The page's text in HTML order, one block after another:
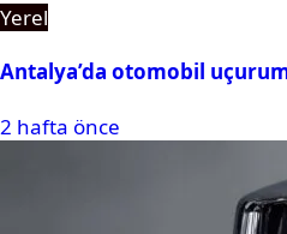
Yerel
Antalya’da otomobil
2 hafta önce